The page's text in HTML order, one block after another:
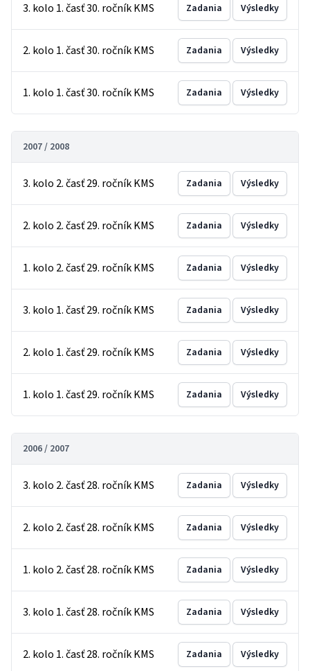
3. kolo 1. časť 30. ročník KMS Zadania Výsledky
2. kolo 1. časť 30. ročník KMS Zadania Výsledky
1. kolo 1. časť 30. ročník KMS Zadania Výsledky
2007 / 2008
3. kolo 2. časť 29. ročník KMS Zadania Výsledky
2. kolo 2. časť 29. ročník KMS Zadania Výsledky
1. kolo 2. časť 29. ročník KMS Zadania Výsledky
3. kolo 1. časť 29. ročník KMS Zadania Výsledky
2. kolo 1. časť 29. ročník KMS Zadania Výsledky
1. kolo 1. časť 29. ročník KMS Zadania Výsledky
2006 / 2007
3. kolo 2. časť 28. ročník KMS Zadania Výsledky
2. kolo 2. časť 28. ročník KMS Zadania Výsledky
1. kolo 2. časť 28. ročník KMS Zadania Výsledky
3. kolo 1. časť 28. ročník KMS Zadania Výsledky
2. kolo 1. časť 28. ročník KMS Zadania Výsledky